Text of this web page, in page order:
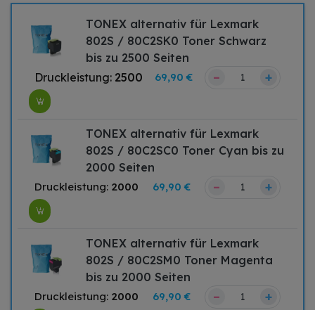
TONEX alternativ für Lexmark
802S / 80C2SK0 Toner Schwarz
bis zu 2500 Seiten
Druckleistung: 2500 69,90 € – +
TONEX alternativ für Lexmark
802S / 80C2SC0 Toner Cyan bis zu
2000 Seiten
Druckleistung: 2000 69,90 € – +
TONEX alternativ für Lexmark
802S / 80C2SM0 Toner Magenta
bis zu 2000 Seiten
Druckleistung: 2000 69,90 € – +